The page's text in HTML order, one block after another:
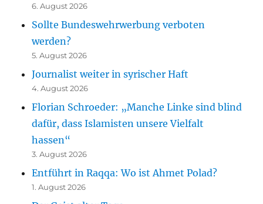
6. August 2026
Sollte Bundeswehrwerbung verboten
werden?
5. August 2026
Journalist weiter in syrischer Haft
4. August 2026
Florian Schroeder: „Manche Linke sind blind
dafür, dass Islamisten unsere Vielfalt
hassen“
3. August 2026
Entführt in Raqqa: Wo ist Ahmet Polad?
1. August 2026